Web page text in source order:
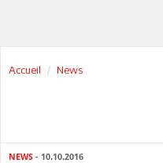
Accueil News
NEWS - 10.10.2016